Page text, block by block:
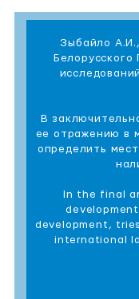
Зыбайло
В
ее отражению в
определить
In the final
development,
international